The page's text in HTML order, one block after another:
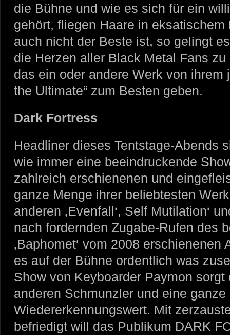
die Bühne und wie es sich für ein
gehört, fliegen Haare in
auch nicht der Beste ist, so gelingt
die Herzen aller Black Metal Fans
das ein oder andere Werk von ihrem
the Ultimate“ zum Besten geben.
Dark Fortress
Headliner dieses Tentstage-Abends
wie immer eine beeindruckende
zahlreich erschienenen und
ganze Menge ihrer beliebtesten
anderen ‚Evenfall‘, Self Mutilation‘
nach fordernden Zugabe-Rufen des
‚Baphomet‘ vom 2008 erschienenen
es auf der Bühne ordentlich was
Show von Keyboarder Paymon
anderen Schmunzler und eine ganze
Wiedererkennungswert. Mit
befriedigt will das Publikum DARK